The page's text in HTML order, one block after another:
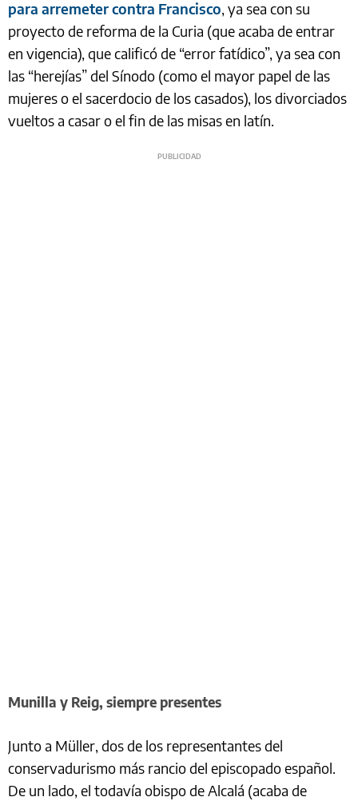
para arremeter contra Francisco, ya sea con su
proyecto de reforma de la Curia (que acaba de entrar
en vigencia), que calificó de “error fatídico”, ya sea con
las “herejías” del Sínodo (como el mayor papel de las
mujeres o el sacerdocio de los casados), los divorciados
vueltos a casar o el fin de las misas en latín.
Munilla y Reig, siempre presentes
Junto a Müller, dos de los representantes del
conservadurismo más rancio del episcopado español.
De un lado, el todavía obispo de Alcalá (acaba de